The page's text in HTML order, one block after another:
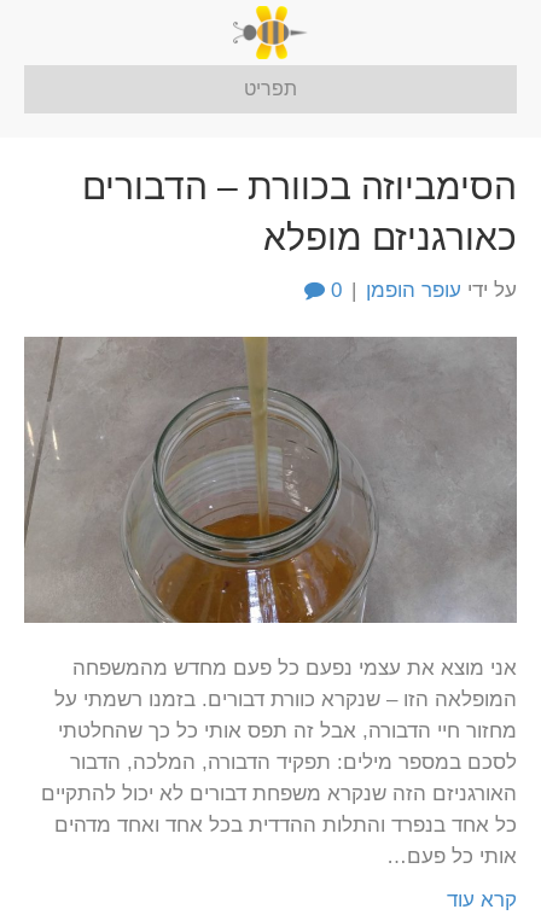
תפריט
הסימביוזה בכוורת – הדבורים
כאורגניזם מופלא
על ידי עופר הופמן 0
אני מוצא את עצמי נפעם כל פעם מחדש מהמשפחה
המופלאה הזו – שנקרא כוורת דבורים. בזמנו רשמתי על
מחזור חיי הדבורה, אבל זה תפס אותי כל כך שהחלטתי
לסכם במספר מילים: תפקיד הדבורה, המלכה, הדבור
האורגניזם הזה שנקרא משפחת דבורים לא יכול להתקיים
כל אחד בנפרד והתלות ההדדית בכל אחד ואחד מדהים
אותי כל פעם…
קרא עוד